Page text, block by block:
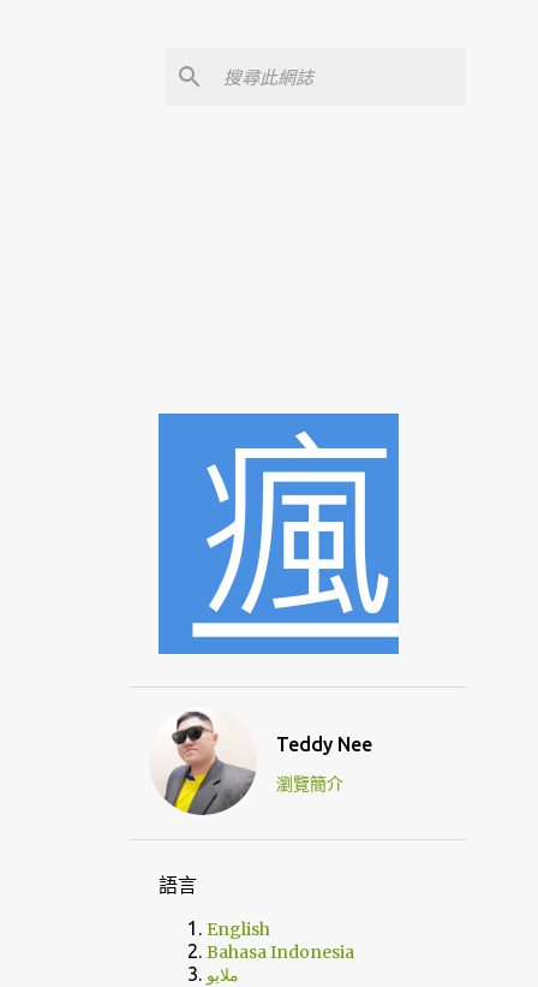
Teddy Nee
瀏覽簡介
語言
English
Bahasa Indonesia
ملايو